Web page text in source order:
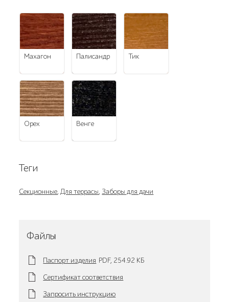
махагон палисандр тик
орех венге
Теги
Секционные,Для террасы,Заборы для дачи
Файлы
Паспорт изделия PDF, 254.92 KБ
Сертификат соответствия
Запросить инструкцию